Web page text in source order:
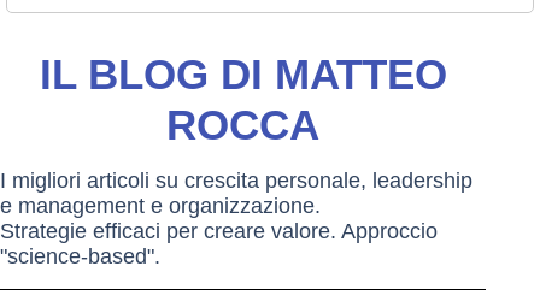
IL BLOG DI MATTEO
ROCCA
I migliori articoli su crescita personale, leadership
e management e organizzazione.
Strategie efficaci per creare valore. Approccio
"science-based".